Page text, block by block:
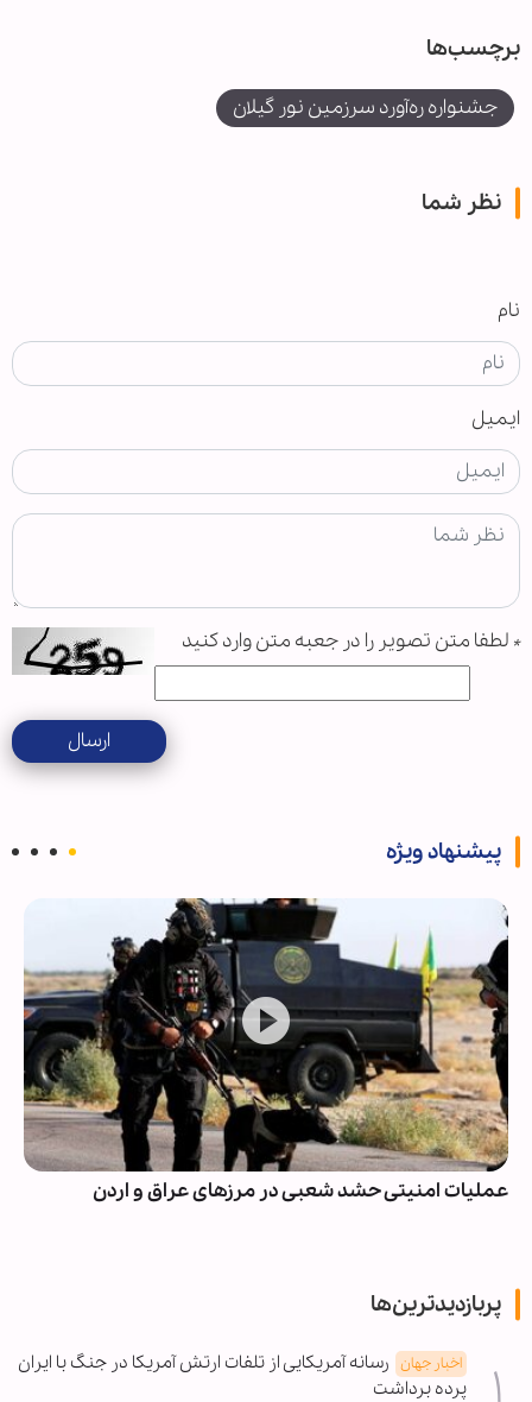
برچسب‌ها
جشنواره ره‌آورد سرزمین نور گیلان
نظر شما
نام
ایمیل
* لطفا متن تصویر را در جعبه متن وارد کنید
ارسال
پیشنهاد ویژه
عملیات امنیتی حشد شعبی در مرزهای عراق و اردن
پربازدیدترین‌ها
اخبار جهان رسانه آمریکایی از تلفات ارتش آمریکا در جنگ با ایران
پرده برداشت